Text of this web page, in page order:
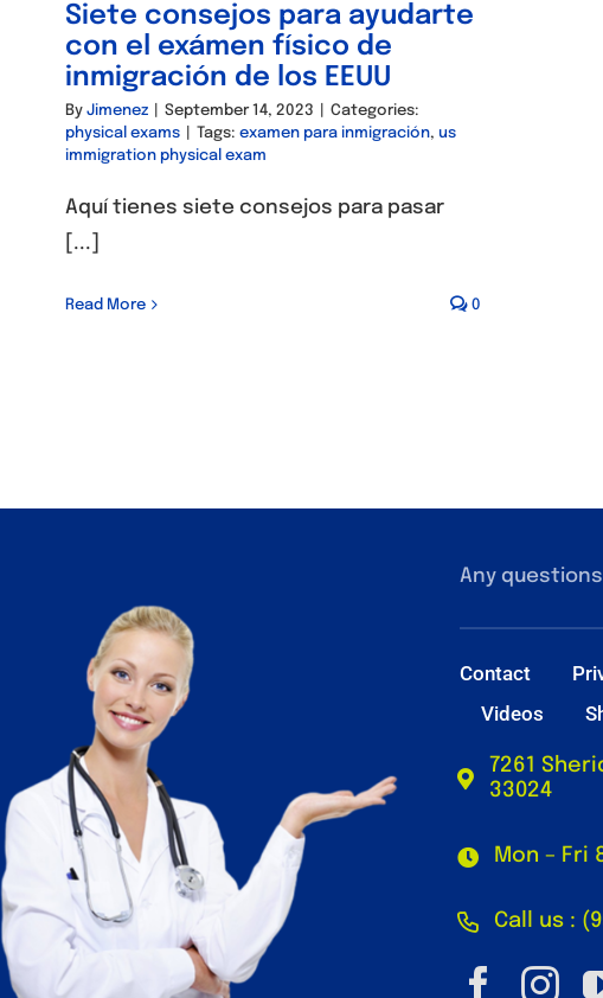
Siete consejos para ayudarte
con el exámen físico de
inmigración de los EEUU
By Jimenez September 14, 2023
Categories:
physical exams
Tags: examen para inmigración, us
immigration physical exam
Aquí tienes siete consejos para pasar
[...]
Read More 0
Any
Contact
Videos
7261
33024
Mon – Fri
Call us :